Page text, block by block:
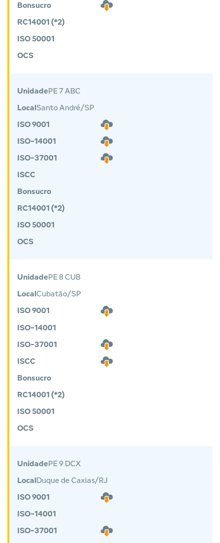
Bonsucro
RC14001 (*2)
ISO 50001
OCS
Unidade PE 7 ABC
Local Santo André/SP
ISO 9001
ISO-14001
ISO-37001
ISCC
Bonsucro
RC14001 (*2)
ISO 50001
OCS
Unidade PE 8 CUB
Local Cubatão/SP
ISO 9001
ISO-14001
ISO-37001
ISCC
Bonsucro
RC14001 (*2)
ISO 50001
OCS
Unidade PE 9 DCX
Local Duque de Caxias/RJ
ISO 9001
ISO-14001
ISO-37001